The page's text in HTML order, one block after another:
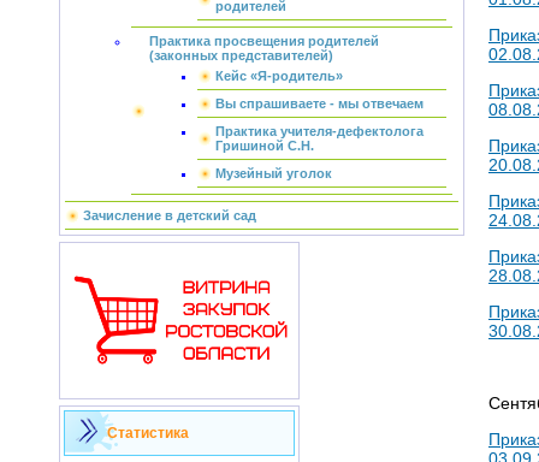
родителей
Практика просвещения родителей
(законных представителей)
Кейс «Я-родитель»
Вы спрашиваете - мы отвечаем
Практика учителя-дефектолога
Гришиной С.Н.
Музейный уголок
Зачисление в детский сад
Статистика